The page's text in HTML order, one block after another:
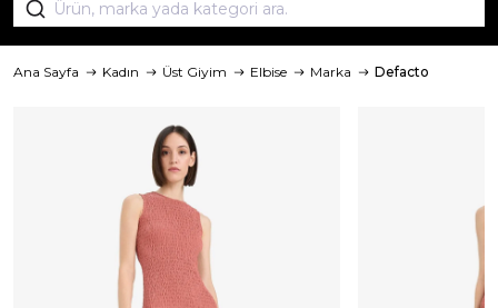
Ana Sayfa Kadın Üst Giyim Elbise Marka Defacto